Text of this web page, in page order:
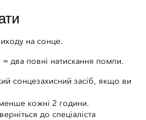
на сонце.
два повні натискання помпи.
сонцезахисний засіб, якщо ви
кожні 2 години.
до спеціаліста